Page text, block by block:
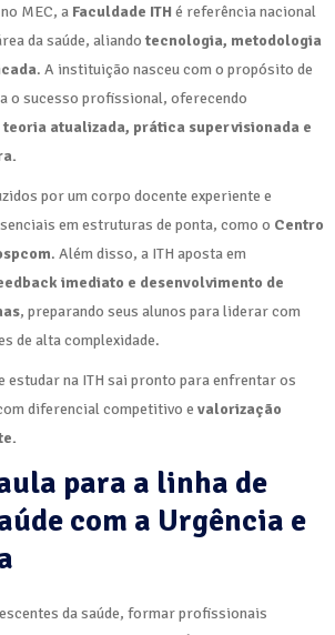
MEC, a Faculdade ITH é referência nacional
da saúde, aliando tecnologia, metodologia
. A instituição nasceu com o propósito de
o sucesso profissional, oferecendo
atualizada, prática supervisionada e
por um corpo docente experiente e
em estruturas de ponta, como o Centro
. Além disso, a ITH aposta em
imediato e desenvolvimento de
, preparando seus alunos para liderar com
de alta complexidade.
estudar na ITH sai pronto para enfrentar os
diferencial competitivo e valorização
para a linha de
com a Urgência e
da saúde, formar profissionais